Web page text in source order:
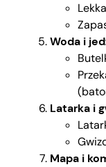
Woda i
Latarka i
Mapa i